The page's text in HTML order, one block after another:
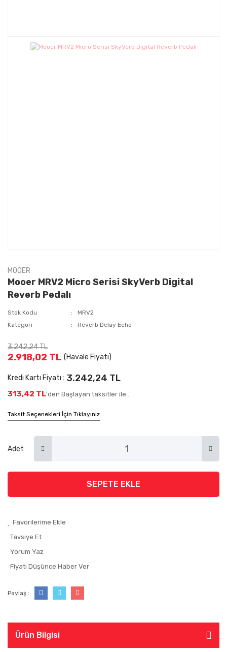
MOOER
Mooer MRV2 Micro Serisi SkyVerb Digital
Reverb Pedalı
Stok Kodu
MRV2
Kategori
Reverb Delay Echo
3.242,24 TL
2.918,02 TL (Havale Fiyatı)
Kredi Kartı Fiyatı : 3.242,24 TL
313,42 TL'den Başlayan taksitler ile..
Taksit Seçenekleri İçin Tıklayınız
Adet
SEPETE EKLE
Tavsiye Et
Yorum Yaz
Fiyatı Düşünce Haber Ver
Paylaş :
Ürün Bilgisi